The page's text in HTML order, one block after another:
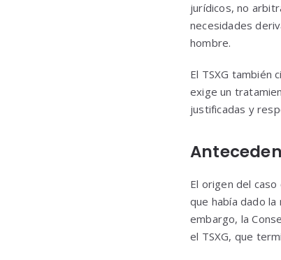
jurídicos, no
necesidades
hombre.
El TSXG también
exige un
justificadas y
El origen del
que había dado
embargo, la
el TSXG, que